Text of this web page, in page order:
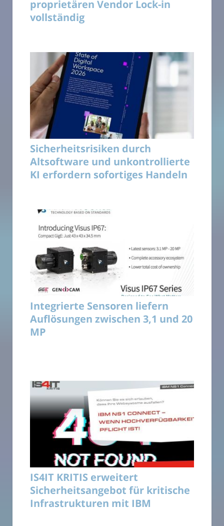
proprietären Vendor Lock-in
vollständig
Sicherheitsrisiken durch
Altsoftware und unkontrollierte
KI erfordern sofortiges Handeln
Integrierte Sensoren liefern
Auflösungen zwischen 3,1 und 20
MP
IS4IT KRITIS erweitert
Sicherheitsangebot für kritische
Infrastrukturen mit IBM